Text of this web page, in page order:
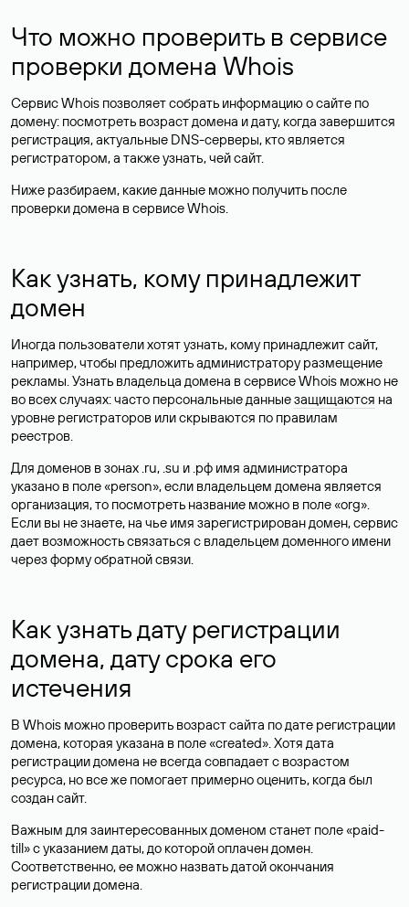
Что можно проверить в сервисе
проверки домена Whois
Сервис Whois позволяет собрать информацию о сайте по
домену: посмотреть возраст домена и дату, когда завершится
регистрация, актуальные DNS-серверы, кто является
регистратором, а также узнать, чей сайт.
Ниже разбираем, какие данные можно получить после
проверки домена в сервисе Whois.
Как узнать, кому принадлежит
домен
Иногда пользователи хотят узнать, кому принадлежит сайт,
например, чтобы предложить администратору размещение
рекламы. Узнать владельца домена в сервисе Whois можно не
во всех случаях: часто персональные данныезащищаются на
уровне регистраторов или скрываются по правилам
реестров.
Для доменов в зонах .ru, .su и .рф имя администратора
указано в поле «person», если владельцем домена является
организация, то посмотреть название можно в поле «org».
Если вы не знаете, на чье имя зарегистрирован домен, сервис
дает возможность связаться с владельцем доменного имени
через форму обратной связи.
Как узнать дату регистрации
домена, дату срока его
истечения
В Whois можно проверить возраст сайта по дате регистрации
домена, которая указана в поле «created». Хотя дата
регистрации домена не всегда совпадает с возрастом
ресурса, но все же помогает примерно оценить, когда был
создан сайт.
Важным для заинтересованных доменом станет поле «paid-
till» с указанием даты, до которой оплачен домен.
Соответственно, ее можно назвать датой окончания
регистрации домена.